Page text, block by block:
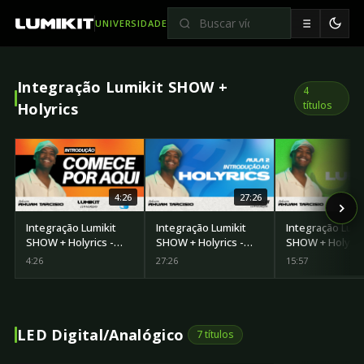
UNIVERSIDADE
Integração Lumikit SHOW +
Holyrics
4
títulos
4:26
Integração Lumikit
SHOW + Holyrics -
Introdução
4:26
27:26
Integração Lumikit
SHOW + Holyrics -
Aula 2
27:26
Integração
SHOW +
Aula 3
15:57
LED Digital/Analógico 7 títulos